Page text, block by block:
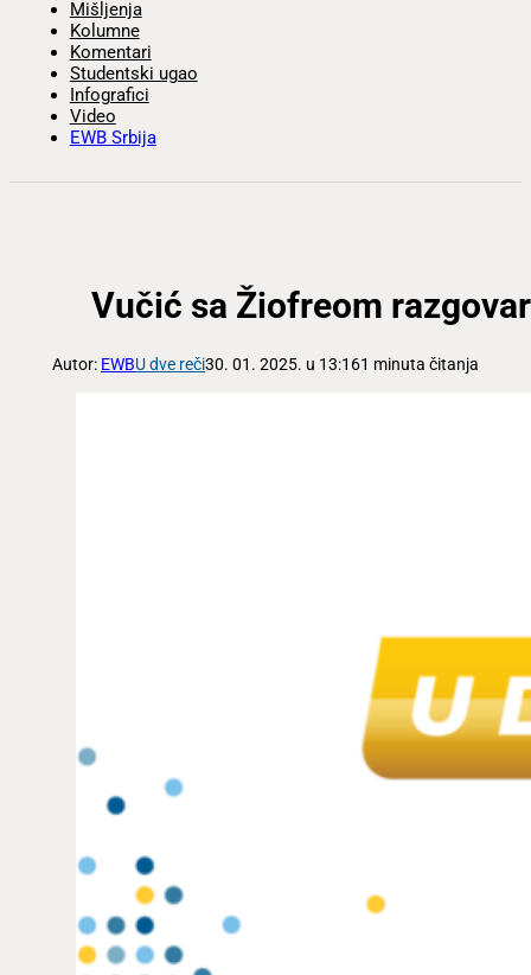
Mišljenja
Kolumne
Komentari
Studentski ugao
Infografici
Video
EWB Srbija
Vučić sa Žiofreom
Autor: EWBU dve reči30. 01. 2025. u 13:161 minuta čitanja